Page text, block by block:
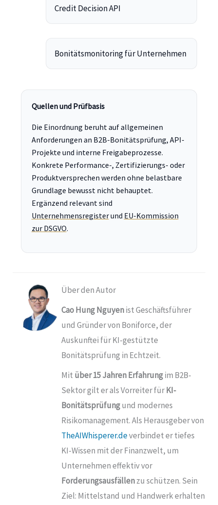
Credit Decision API
Bonitätsmonitoring für Unternehmen
Quellen und Prüfbasis
Die Einordnung beruht auf allgemeinen
Anforderungen an B2B-Bonitätsprüfung, API-
Projekte und interne Freigabeprozesse.
Konkrete Performance-, Zertifizierungs- oder
Produktversprechen werden ohne belastbare
Grundlage bewusst nicht behauptet.
Ergänzend relevant sind
Unternehmensregisterund EU-Kommission
zur DSGVO.
Über den Autor
Cao Hung Nguyenist Geschäftsführer
und Gründer von Boniforce, der
Auskunftei für KI-gestützte
Bonitätsprüfung in Echtzeit.
Mit über 15 Jahren Erfahrungim B2B-
Sektor gilt er als Vorreiter fürKI-
Bonitätsprüfungund modernes
Risikomanagement. Als Herausgeber von
TheAIWhisperer.deverbindet er tiefes
KI-Wissen mit der Finanzwelt, um
Unternehmen effektiv vor
Forderungsausfällenzu schützen. Sein
Ziel: Mittelstand und Handwerk erhalten